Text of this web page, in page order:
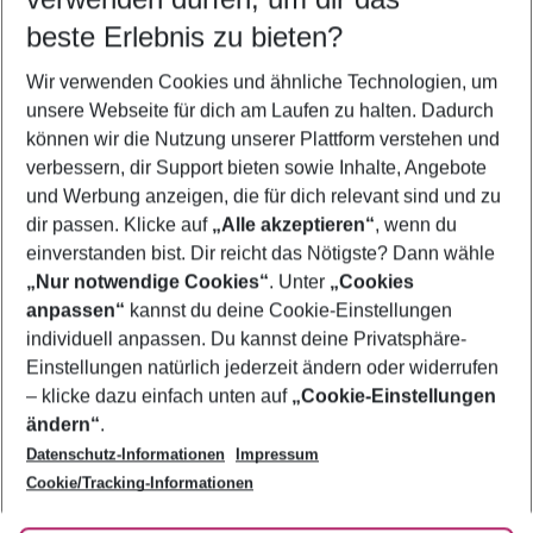
5-8 Nächte
2 Erwachsene Keine Kinder
Mehr Filter anzeigen
Footer
Footer navigation
Über uns
AGB
Bestpreisgarantie
Cookie-Einstellungen ändern
Cookie-Richtlinie
Agenturbetreuung
Barrierefreies Reisen
Folge uns
beste Erlebnis zu bieten?
Wir verwenden Cookies und ähnliche Technologien, um
unsere Webseite für dich am Laufen zu halten. Dadurch
können wir die Nutzung unserer Plattform verstehen und
verbessern, dir Support bieten sowie Inhalte, Angebote
und Werbung anzeigen, die für dich relevant sind und zu
dir passen. Klicke auf „Alle akzeptieren“, wenn du
einverstanden bist. Dir reicht das Nötigste? Dann wähle
„Nur notwendige Cookies“. Unter „Cookies
anpassen“ kannst du deine Cookie-Einstellungen
individuell anpassen. Du kannst deine Privatsphäre-
Einstellungen natürlich jederzeit ändern oder widerrufen
– klicke dazu einfach unten auf „Cookie-Einstellungen
ändern“.
Datenschutz-Informationen
Impressum
Cookie/Tracking-Informationen